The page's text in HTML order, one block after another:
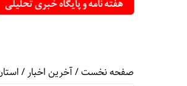
صفحه نخست/آخرین اخبار/